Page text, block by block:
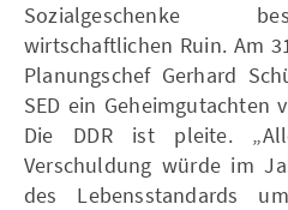
Sozialgeschenke
wirtschaftlichen Ruin. Am
Planungschef Gerhard
SED ein Geheimgutachten
Die DDR ist pleite.
Verschuldung würde im
des Lebensstandards